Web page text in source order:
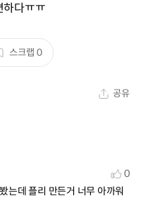
하다ㅠㅠ
스크랩 0
공유
0
는데 플리 만든거 너무 아까워